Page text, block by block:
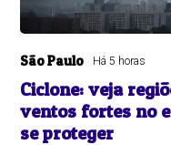
São Paulo Há 5 horas
Ciclone: veja
ventos fortes no
se proteger